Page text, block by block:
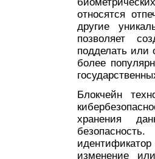
относятся
другие
позволяет
подделать или
более
Блокчейн
хранения
изменение